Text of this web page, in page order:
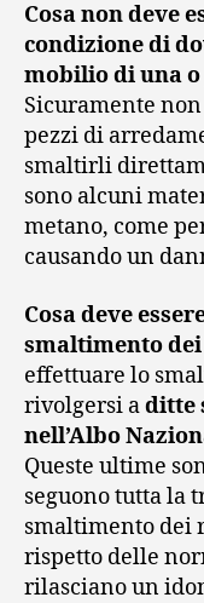
Cosa non deve
condizione di
mobilio di una o
Sicuramente
pezzi di
smaltirli
sono alcuni
metano, come
causando un
Cosa deve
smaltimento
effettuare lo
rivolgersi aditte
nell’Albo
Queste ultime
seguono tutta la
smaltimento dei
rispetto delle
rilasciano un